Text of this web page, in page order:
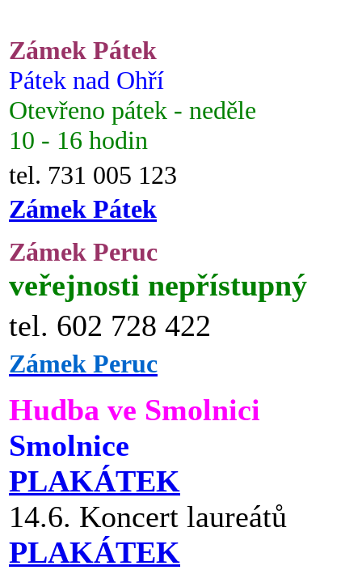
Zámek Pátek
Pátek nad Ohří
Otevřeno pátek - neděle
10 - 16 hodin
tel. 731 005 123
Zámek Pátek
Zámek Peruc
veřejnosti nepřístupný
tel. 602 728 422
Zámek Peruc
Hudba ve Smolnici
Smolnice
PLAKÁTEK
14.6. Koncert laureátů
PLAKÁTEK